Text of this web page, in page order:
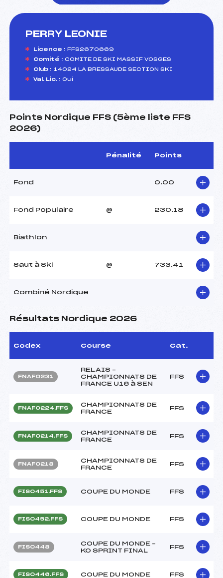
PERRY LEONIE
Licence : FFS2670669
Comité : COMITE DE SKI MASSIF VOSGES
Club : 14024 LA BRESSAUDE SECTION SKI
Val. Lic. : Oui
Points Nordique FFS (5ème liste FFS
2026)
Pénalité Points
Fond 0.00
Fond Populaire @ 230.18
Biathlon
Saut à Ski @ 733.41
Combiné Nordique
Résultats Nordique 2026
Codex Course Cat.
FNAF0231
RELAIS –
CHAMPIONNATS DE
FRANCE U16 à SEN
FFS
FNAF0224.FFS
CHAMPIONNATS DE
FRANCE
FFS
FNAF0214.FFS
CHAMPIONNATS DE
FRANCE
FFS
FNAF0218
CHAMPIONNATS DE
FRANCE
FFS
FIS0451.FFS COUPE DU MONDE FFS
FIS0452.FFS COUPE DU MONDE FFS
FIS0448
COUPE DU MONDE –
KO SPRINT FINAL
FFS
FIS0446.FFS COUPE DU MONDE FFS